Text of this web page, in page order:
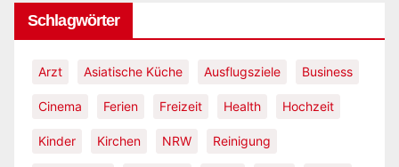
Schlagwörter
Arzt Asiatische Küche Ausflugsziele Business
Cinema Ferien Freizeit Health Hochzeit
Kinder Kirchen NRW Reinigung